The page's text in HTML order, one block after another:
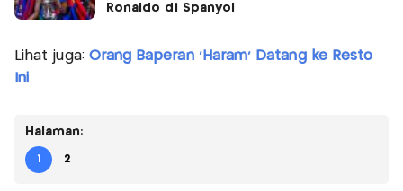
Ronaldo di Spanyol
Lihat juga: Orang Baperan 'Haram' Datang ke Resto
Ini
Halaman:
1 2